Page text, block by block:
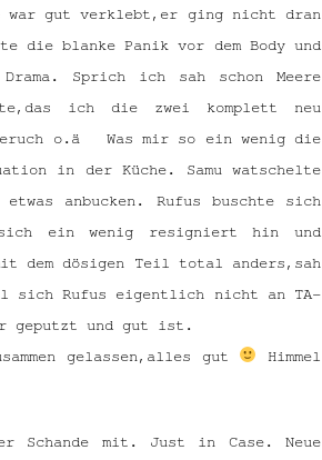
war gut verklebt,er ging nicht dran
die blanke Panik vor dem Body und
Sprich ich sah schon Meere
ich die zwei komplett neu
o.ä Was mir so ein wenig die
in der Küche. Samu watschelte
anbucken. Rufus buschte sich
ein wenig resigniert hin und
dem dösigen Teil total anders,sah
sich Rufus eigentlich nicht an TA-
geputzt und gut ist.
gelassen,alles gut
Himmel
Schande mit. Just in Case. Neue